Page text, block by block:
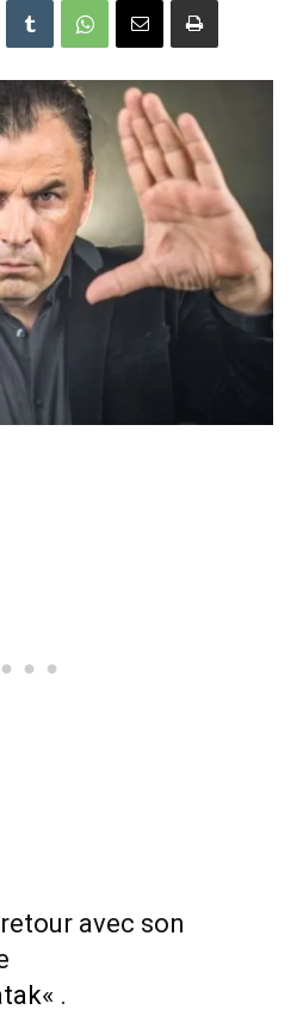
avec son
« .